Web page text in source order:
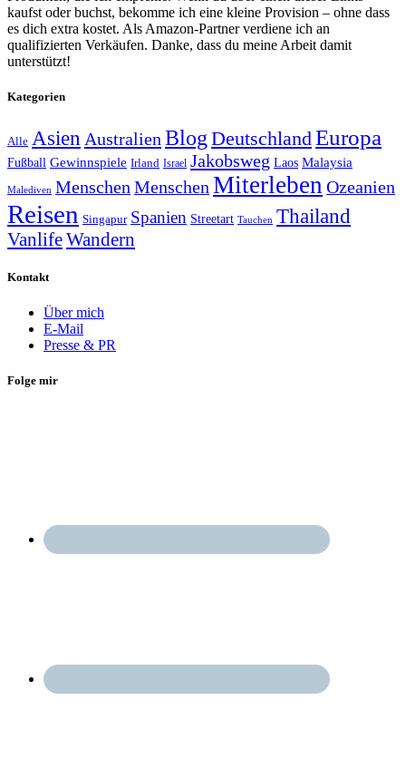
kaufst oder buchst, bekomme ich eine kleine Provision – ohne dass
es dich extra kostet. Als Amazon-Partner verdiene ich an
qualifizierten Verkäufen. Danke, dass du meine Arbeit damit
unterstützt!
Kategorien
Alle Asien Australien Blog Deutschland Europa
Fußball Gewinnspiele Irland Israel Jakobsweg Laos Malaysia
Malediven Menschen Menschen Miterleben Ozeanien
Reisen Singapur Spanien Streetart Tauchen Thailand
VanlifeWandern
Kontakt
Über mich
E-Mail
Presse & PR
Folge mir